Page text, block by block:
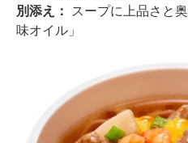
別添え：
スープに上品さと
味オイル」